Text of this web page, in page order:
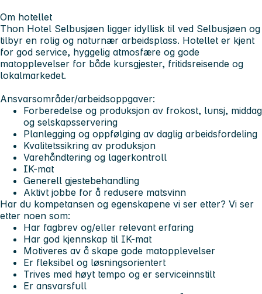
Om hotellet
Thon Hotel Selbusjøen ligger idyllisk til ved Selbusjøen og
tilbyr en rolig og naturnær arbeidsplass. Hotellet er kjent
for god service, hyggelig atmosfære og gode
matopplevelser for både kursgjester, fritidsreisende og
lokalmarkedet.
Ansvarsområder/arbeidsoppgaver:
Forberedelse og produksjon av frokost, lunsj, middag
og selskapsservering
Planlegging og oppfølging av daglig arbeidsfordeling
Kvalitetssikring av produksjon
Varehåndtering og lagerkontroll
IK-mat
Generell gjestebehandling
Aktivt jobbe for å redusere matsvinn
Har du kompetansen og egenskapene vi ser etter? Vi ser
etter noen som:
Har fagbrev og/eller relevant erfaring
Har god kjennskap til IK-mat
Motiveres av å skape gode matopplevelser
Er fleksibel og løsningsorientert
Trives med høyt tempo og er serviceinnstilt
Er ansvarsfull